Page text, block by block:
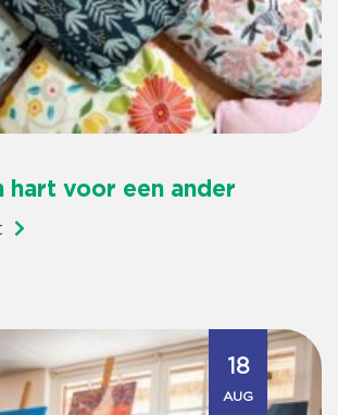
hart voor een ander
18
AUG